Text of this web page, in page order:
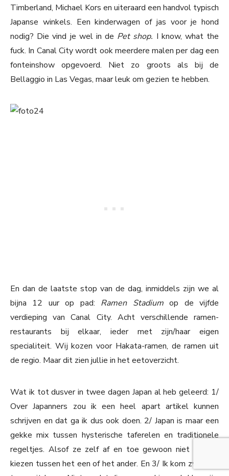
Timberland, Michael Kors en uiteraard een handvol typisch
Japanse winkels. Een kinderwagen of jas voor je hond
nodig? Die vind je wel in de Pet shop. I know, what the
fuck. In Canal City wordt ook meerdere malen per dag een
fonteinshow opgevoerd. Niet zo groots als bij de
Bellaggio in Las Vegas, maar leuk om gezien te hebben.
En dan de laatste stop van de dag, inmiddels zijn we al
bijna 12 uur op pad: Ramen Stadiumop de vijfde
verdieping van Canal City. Acht verschillende ramen-
restaurants bij elkaar, ieder met zijn/haar eigen
specialiteit. Wij kozen voor Hakata-ramen, de ramen uit
de regio. Maar dit zien jullie in het eetoverzicht.
Wat ik tot dusver in twee dagen Japan al heb geleerd: 1/
Over Japanners zou ik een heel apart artikel kunnen
schrijven en dat ga ik dus ook doen. 2/ Japan is maar een
gekke mix tussen hysterische taferelen en traditionele
regeltjes. Alsof ze zelf af en toe gewoon niet kunnen
kiezen tussen het een of het ander. En 3/ Ik kom zwanger